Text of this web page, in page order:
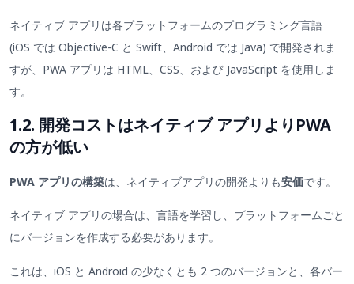
ネイティブ アプリは各プラットフォームのプログラミング言語
(iOS では Objective-C と Swift、Android では Java) で開発されま
すが、PWA アプリは HTML、CSS、および JavaScript を使用しま
す。
1.2. 開発コストはネイティブ アプリよりPWA
の方が低い
PWA アプリの構築は、ネイティブアプリの開発よりも安価です。
ネイティブ アプリの場合は、言語を学習し、プラットフォームごと
にバージョンを作成する必要があります。
これは、iOS と Android の少なくとも 2 つのバージョンと、各バー